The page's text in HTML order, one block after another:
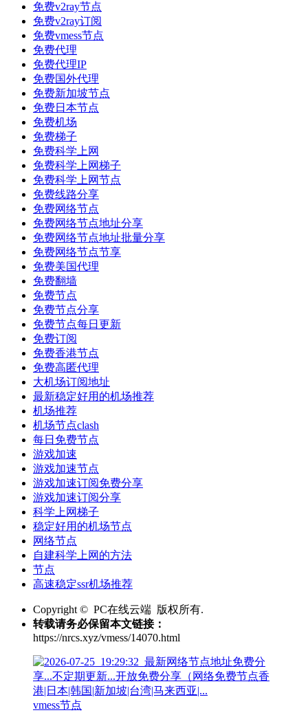
免费v2ray节点
免费v2ray订阅
免费vmess节点
免费代理
免费代理IP
免费国外代理
免费新加坡节点
免费日本节点
免费机场
免费梯子
免费科学上网
免费科学上网梯子
免费科学上网节点
免费线路分享
免费网络节点
免费网络节点地址分享
免费网络节点地址批量分享
免费网络节点节享
免费美国代理
免费翻墙
免费节点
免费节点分享
免费节点每日更新
免费订阅
免费香港节点
免费高匿代理
大机场订阅地址
最新稳定好用的机场推荐
机场推荐
机场节点clash
每日免费节点
游戏加速
游戏加速节点
游戏加速订阅免费分享
游戏加速订阅分享
科学上网梯子
稳定好用的机场节点
网络节点
自建科学上网的方法
节点
高速稳定ssr机场推荐
Copyright © PC在线云端 版权所有.
转载请务必保留本文链接：
https://nrcs.xyz/vmess/14070.html
vmess节点